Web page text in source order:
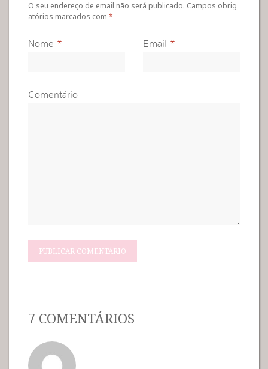
O seu endereço de email não será publicado. Campos obrig
atórios marcados com*
Nome * Email *
Comentário
7 COMENTÁRIOS